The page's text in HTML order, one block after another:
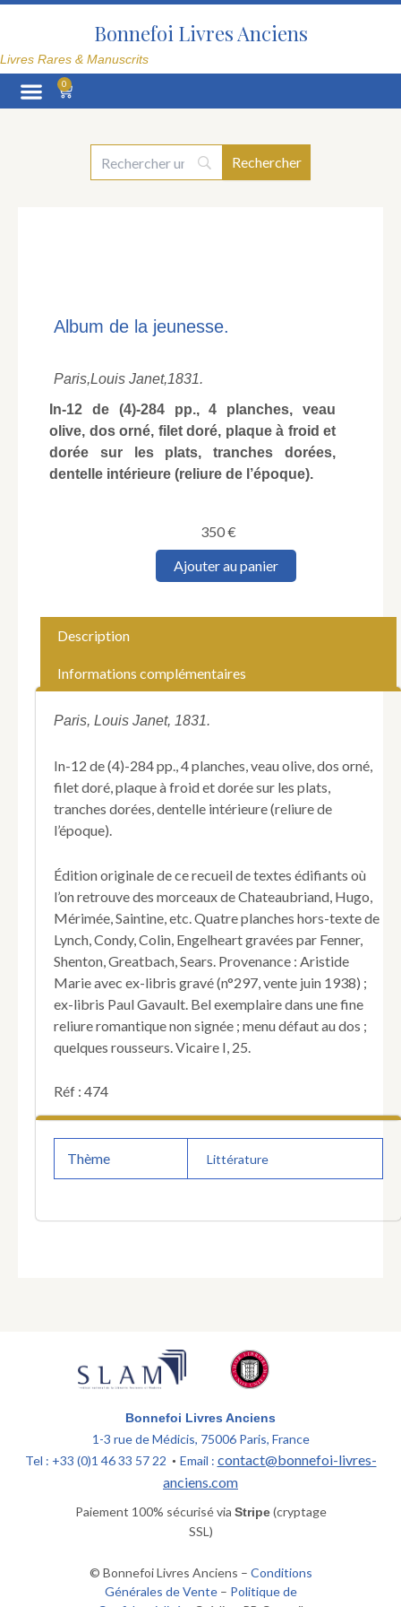
Aller
Bonnefoi Livres Anciens
Livres Rares & Manuscrits
0
Panier
Album de la jeunesse.
Paris,Louis Janet,1831.
In-12 de (4)-284 pp., 4 planches, veau
olive, dos orné, filet doré, plaque à froid et
dorée sur les plats, tranches dorées,
dentelle intérieure (reliure de l’époque).
350€
quantitéAjouter au panier
Description
Informations complémentaires
Paris, Louis Janet, 1831.
In-12 de (4)-284 pp., 4 planches, veau olive, dos orné,
filet doré, plaque à froid et dorée sur les plats,
tranches dorées, dentelle intérieure (reliure de
l’époque).
Édition originale de ce recueil de textes édifiants où
l’on retrouve des morceaux de Chateaubriand, Hugo,
Mérimée, Saintine, etc. Quatre planches hors-texte de
Lynch, Condy, Colin, Engelheart gravées par Fenner,
Shenton, Greatbach, Sears. Provenance : Aristide
Marie avec ex-libris gravé (n°297, vente juin 1938) ;
ex-libris Paul Gavault. Bel exemplaire dans une fine
reliure romantique non signée ; menu défaut au dos ;
quelques rousseurs. Vicaire I, 25.
Réf : 474
Thème Littérature
Bonnefoi Livres Anciens
1-3 rue de Médicis, 75006 Paris, France
Tel : +33 (0)1 46 33 57 22 • Email : contact@bonnefoi-livres-
anciens.com
Paiement 100% sécurisé via Stripe(cryptage
SSL)
© Bonnefoi Livres Anciens – Conditions
Générales de Vente– Politique de